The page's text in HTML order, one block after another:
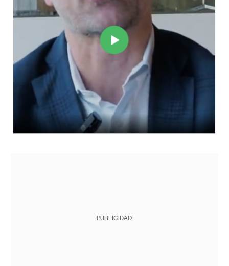
PUBLICIDAD